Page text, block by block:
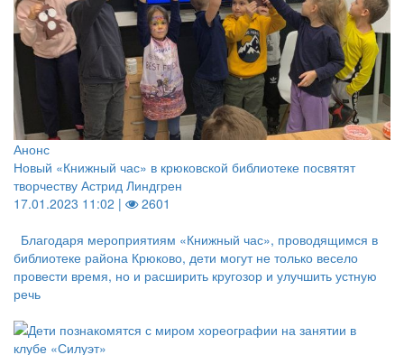
Анонс
Новый «Книжный час» в крюковской библиотеке посвятят
творчеству Астрид Линдгрен
17.01.2023 11:02 |
2601
Благодаря мероприятиям «Книжный час», проводящимся в
библиотеке района Крюково, дети могут не только весело
провести время, но и расширить кругозор и улучшить устную
речь